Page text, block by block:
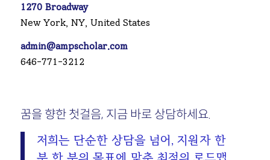
1270 Broadway
New York, NY, United States
admin@ampscholar.com
646-771-3212
꿈을 향한 첫걸음, 지금 바로 상담하세요.
저희는 단순한 상담을 넘어, 지원자 한